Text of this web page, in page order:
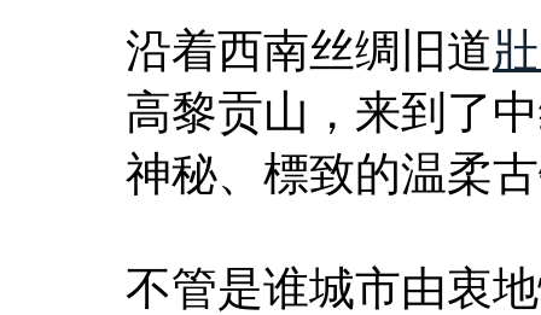
沿着西南丝绸旧道
高黎贡山，来到了
神秘、標致的温柔
不管是谁城市由衷